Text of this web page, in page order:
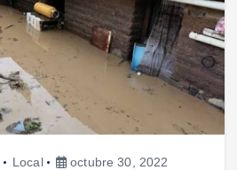
Local octubre 30, 2022